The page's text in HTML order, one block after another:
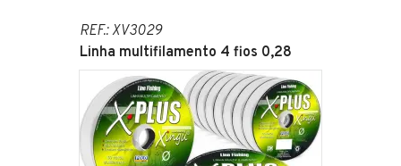
REF.: XV3029
Linha multifilamento 4 fios 0,28